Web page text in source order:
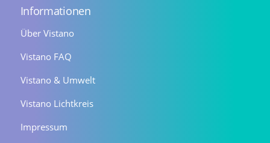
Informationen
Über Vistano
Vistano FAQ
Vistano & Umwelt
Vistano Lichtkreis
Impressum